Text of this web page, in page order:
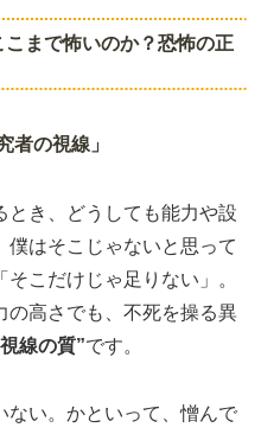
まで怖いのか？恐怖の正
者の視線」
とき、どうしても能力や設
僕はそこじゃないと思って
こだけじゃ足りない」。
の高さでも、不死を操る異
線の質”です。
ない。かといって、憎んで